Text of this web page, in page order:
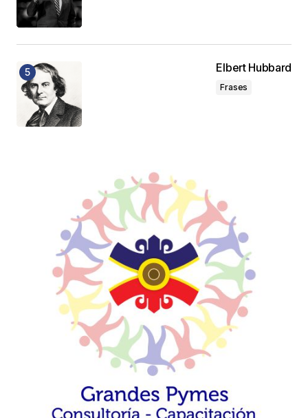
Elbert Hubbard
Frases